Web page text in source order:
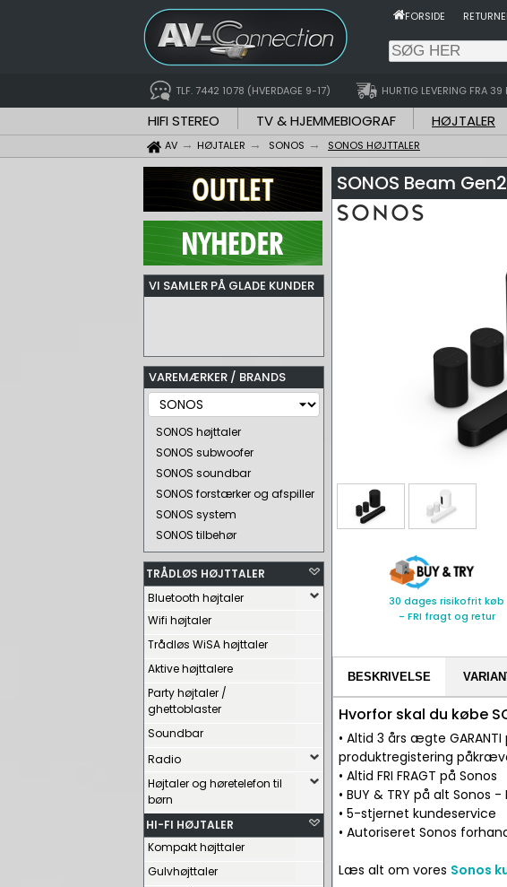
FORSIDE
TLF. 7442 1078 (HVERDAGE 9-17) HURTIG LEVERING FRA 39
HIFI STEREO TV & HJEMMEBIOGRAF HØJTALER
AV HØJTALER SONOS SONOS HØJTTALER
VI SAMLER PÅ GLADE KUNDER
VAREMÆRKER / BRANDS
SONOS højttaler
SONOS subwoofer
SONOS soundbar
SONOS forstærker og afspiller
SONOS system
SONOS tilbehør
TRÅDLØS HØJTTALER
Bluetooth højtaler
Wifi højtaler
Trådløs WiSA højttaler
Aktive højttalere
Party højtaler /
ghettoblaster
Soundbar
Radio
Højtaler og høretelefon til
børn
HI-FI HØJTALER
Kompakt højttaler
Gulvhøjttaler
SONOS Beam
30 dages risikofrit køb
- FRI fragt og retur
BESKRIVELSE
Hvorfor skal du købe
• Altid 3 års ægte
produktregistering
• Altid FRI FRAGT på Sonos
• BUY & TRY på alt
• 5-stjernet kundeservice
• Autoriseret Sonos
Læs alt om vores Sonos